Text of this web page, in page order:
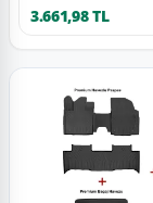
3.661,98 TL